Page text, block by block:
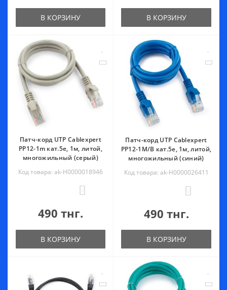
В КОРЗИНУ В КОРЗИНУ
Патч-корд UTP Cablexpert
PP12-1m кат.5e, 1м, литой,
многожильный (серый)
Код товара: ak-Н0000018946
490 тнг.
В КОРЗИНУ
Патч-корд UTP Cablexpert
PP12-1M/B кат.5e, 1м, литой,
многожильный (синий)
Код товара: ak-Н0000026411
490 тнг.
В КОРЗИНУ